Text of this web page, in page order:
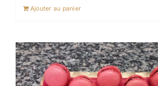
Ajouter au panier